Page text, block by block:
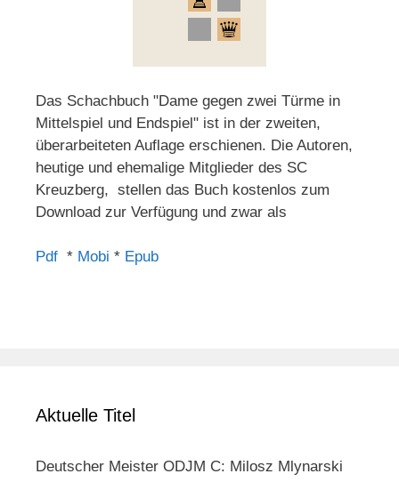
Das Schachbuch "Dame gegen zwei Türme in
Mittelspiel und Endspiel" ist in der zweiten,
überarbeiteten Auflage erschienen. Die Autoren,
heutige und ehemalige Mitglieder des SC
Kreuzberg, stellen das Buch kostenlos zum
Download zur Verfügung und zwar als
Pdf * Mobi * Epub
Aktuelle Titel
Deutscher Meister ODJM C: Milosz Mlynarski